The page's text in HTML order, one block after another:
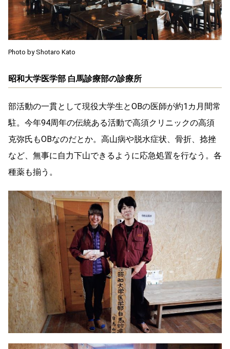
Photo by Shotaro Kato
昭和大学医学部 白馬診療部の診療所
部活動の一貫として現役大学生とOBの医師が約1カ月間常
駐。今年94周年の伝統ある活動で高須クリニックの高須
克弥氏もOBなのだとか。高山病や脱水症状、骨折、捻挫
など、無事に自力下山できるように応急処置を行なう。各
種薬も揃う。